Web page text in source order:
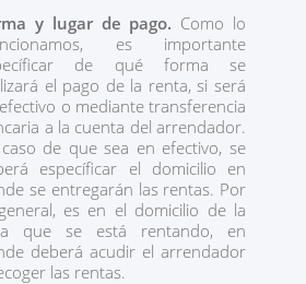
y lugar de pago. Como lo
es importante
de qué forma se
el pago de la renta, si será
o mediante transferencia
a la cuenta del arrendador.
de que sea en efectivo, se
específicar el domicilio en
se entregarán las rentas. Por
es en el domicilio de la
que se está rentando, en
deberá acudir el arrendador
las rentas.